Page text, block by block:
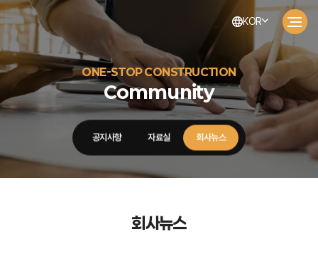
KOR
ONE-STOP CONSTRUCTION
Community
공지사항 자료실 회사뉴스
회사뉴스